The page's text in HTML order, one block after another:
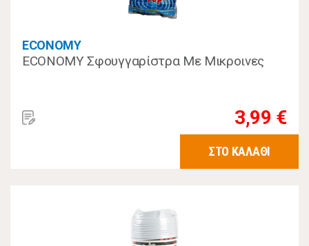
ECONOMY
ECONOMY Σφουγγαρίστρα Με Μικροινες
3,99 €
ΣΤΟ ΚΑΛΑΘΙ